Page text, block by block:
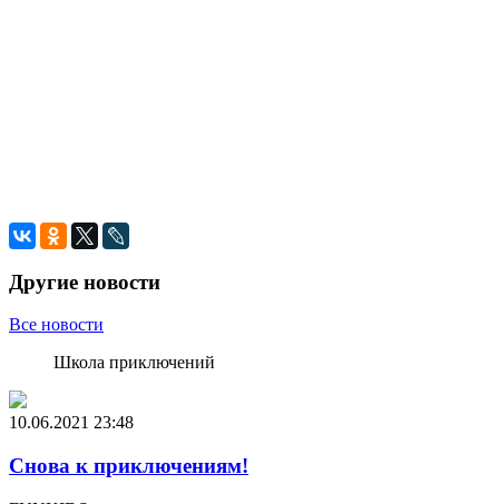
Другие новости
Все новости
Школа приключений
10.06.2021 23:48
Снова к приключениям!